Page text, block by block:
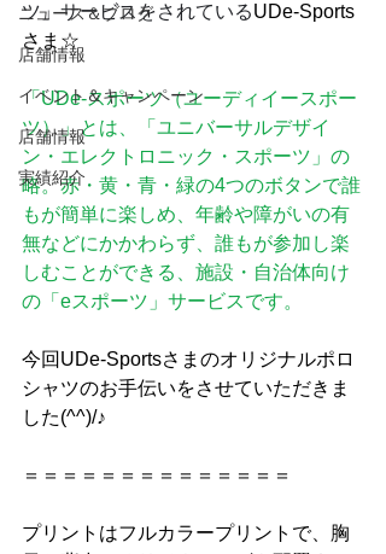
ニュース＆ブログ
店舗情報
イベント＆キャンペーン
店舗情報
実績紹介
ツ」サービスをされているUDe-Sports
さま☆
「UDe-スポーツ（ユーディイースポー
ツ）」とは、「ユニバーサルデザイ
ン・エレクトロニック・スポーツ」の
略。赤・黄・青・緑の4つのボタンで誰
もが簡単に楽しめ、年齢や障がいの有
無などにかかわらず、誰もが参加し楽
しむことができる、施設・自治体向け
の「eスポーツ」サービスです。
今回UDe-Sportsさまのオリジナルポロ
シャツのお手伝いをさせていただきま
した(^^)/♪
＝＝＝＝＝＝＝＝＝＝＝＝＝＝
プリントはフルカラープリントで、胸